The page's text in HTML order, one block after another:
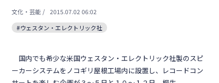
文化・芸能 / 2015.07.02 06:02
#ウェスタン・エレクトリック社
国内でも希少な米国ウェスタン・エレクトリック社製のスピ
ーカーシステムをノコギリ屋根工場内に設置し、レコードコン